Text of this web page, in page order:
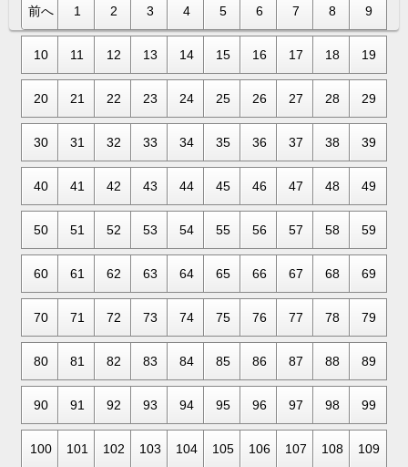
前へ 1 2 3 4 5 6 7 8 9
10 11 12 13 14 15 16 17 18 19
20 21 22 23 24 25 26 27 28 29
30 31 32 33 34 35 36 37 38 39
40 41 42 43 44 45 46 47 48 49
50 51 52 53 54 55 56 57 58 59
60 61 62 63 64 65 66 67 68 69
70 71 72 73 74 75 76 77 78 79
80 81 82 83 84 85 86 87 88 89
90 91 92 93 94 95 96 97 98 99
100 101 102 103 104 105 106 107 108 109